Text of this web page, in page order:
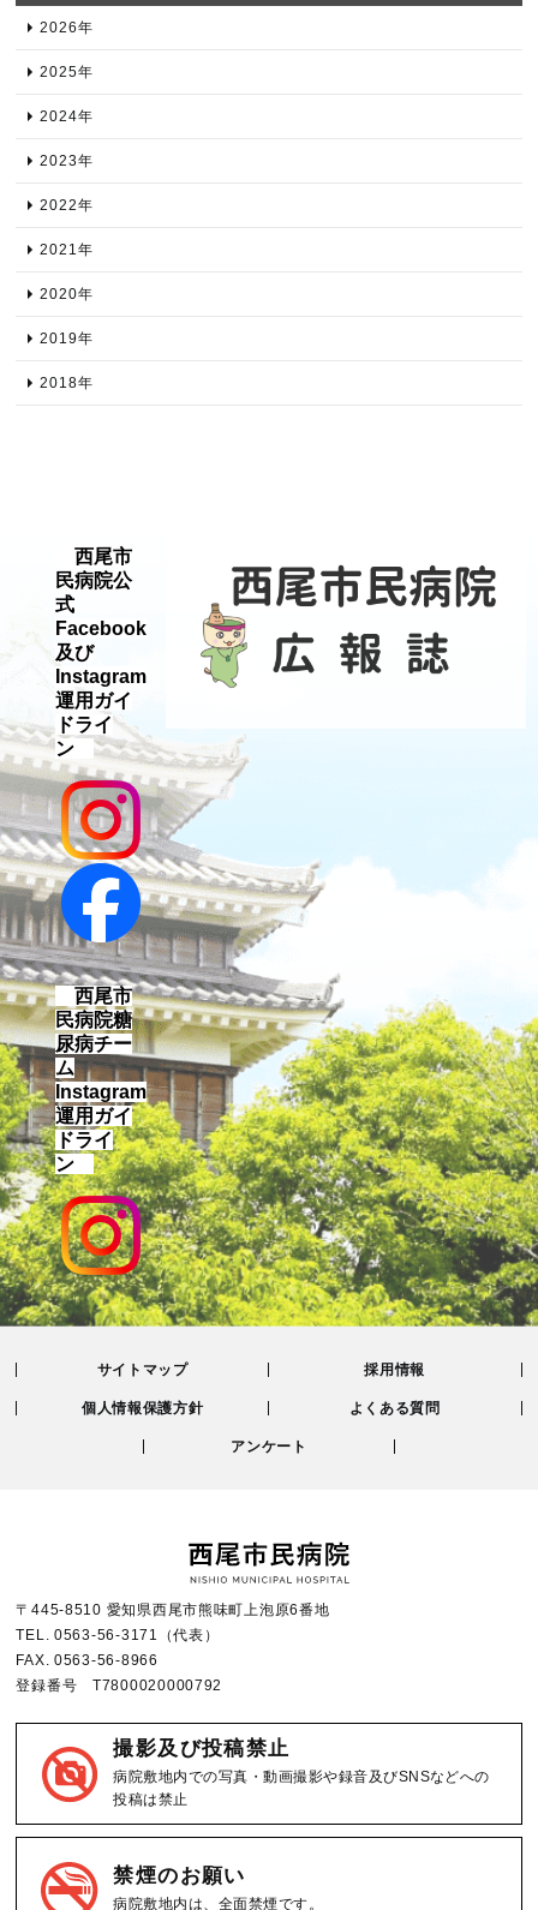
2026年​
2025年​
2024年​
2023年​
2022年​
2021年​
2020年​
2019年​
2018年​
西尾市
民病院公
式
Facebook
及び
Instagram
運用ガイ
ドライ
ン
西尾市
民病院糖
尿病チー
ム
Instagram
運用ガイ
ドライ
ン
サイトマップ 採用情報
個人情報保護方針 よくある質問
アンケート
〒445-8510 愛知県西尾市熊味町上泡原6番地
TEL.0563-56-3171
（代表）
FAX.0563-56-8966
登録番号 T7800020000792
撮影及び投稿禁止
病院敷地内での写真・動画撮影や録音及びSNSなどへの
投稿は禁止
禁煙のお願い
病院敷地内は、全面禁煙です。